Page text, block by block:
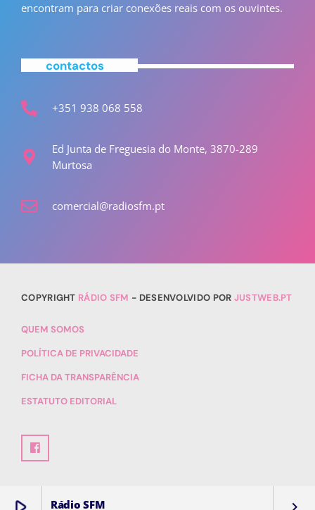
Rádio SFM
encontram para criar conexões reais com os ouvintes.
contactos
+351 938 068 558
Ed Junta de Freguesia do Monte, 3870-289
Murtosa
comercial@radiosfm.pt
COPYRIGHT RÁDIO SFM - DESENVOLVIDO POR JUSTWEB.PT
QUEM SOMOS
POLÍTICA DE PRIVACIDADE
FICHA DA TRANSPARÊNCIA
ESTATUTO EDITORIAL